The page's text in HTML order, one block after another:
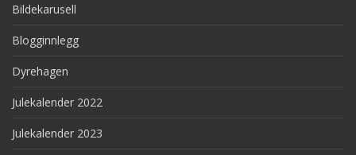
Bildekarusell
Blogginnlegg
Dyrehagen
Julekalender 2022
Julekalender 2023